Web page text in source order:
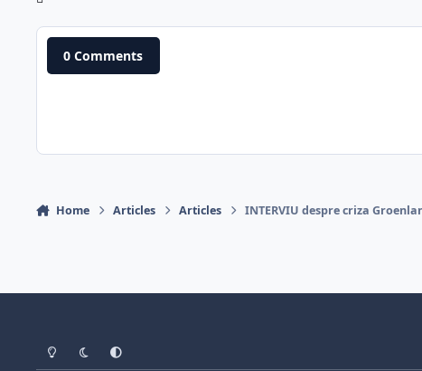
0 Comments
Home Articles Articles INTERVIU despre criza
Light ModeDark ModeSystem Preference